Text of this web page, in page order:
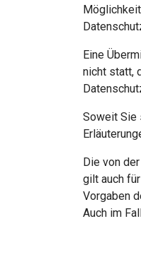
Eine
nicht statt,
Soweit Sie
Die von
gilt auch
Vorgaben
Auch im